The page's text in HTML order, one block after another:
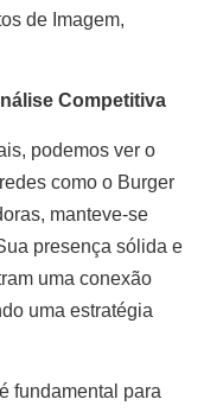
de Imagem,
Competitiva
podemos ver o
como o Burger
manteve-se
presença sólida e
uma conexão
uma estratégia
fundamental para